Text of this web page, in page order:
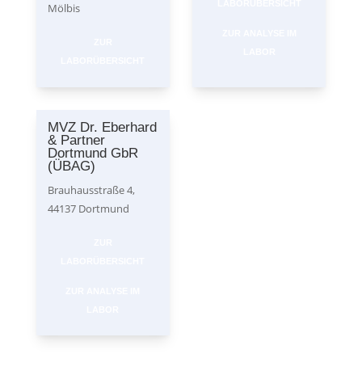
Mölbis
MVZ Dr. Eberhard
& Partner
Dortmund GbR
(ÜBAG)
Brauhausstraße 4,
44137 Dortmund